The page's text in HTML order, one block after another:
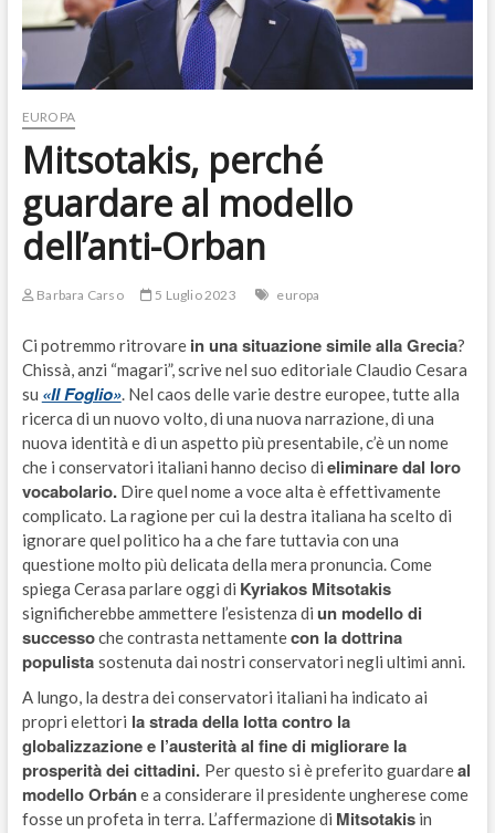
EUROPA
Mitsotakis, perché
guardare al modello
dell’anti-Orban
Barbara Carso 5 Luglio 2023 europa
Ci potremmo ritrovare in una situazione simile alla Grecia?
Chissà, anzi “magari”, scrive nel suo editoriale Claudio Cesara
su «Il Foglio». Nel caos delle varie destre europee, tutte alla
ricerca di un nuovo volto, di una nuova narrazione, di una
nuova identità e di un aspetto più presentabile, c’è un nome
che i conservatori italiani hanno deciso di eliminare dal loro
vocabolario.Dire quel nome a voce alta è effettivamente
complicato. La ragione per cui la destra italiana ha scelto di
ignorare quel politico ha a che fare tuttavia con una
questione molto più delicata della mera pronuncia. Come
spiega Cerasa parlare oggi di Kyriakos Mitsotakis
significherebbe ammettere l’esistenza di un modello di
successoche contrasta nettamentecon la dottrina
populista sostenuta dai nostri conservatori negli ultimi anni.
A lungo, la destra dei conservatori italiani ha indicato ai
propri elettori la strada della lotta contro la
globalizzazione e l’austerità al fine di migliorare la
prosperità dei cittadini. Per questo si è preferito guardareal
modello Orbáne a considerare il presidente ungherese come
fosse un profeta in terra. L’affermazione di Mitsotakisin